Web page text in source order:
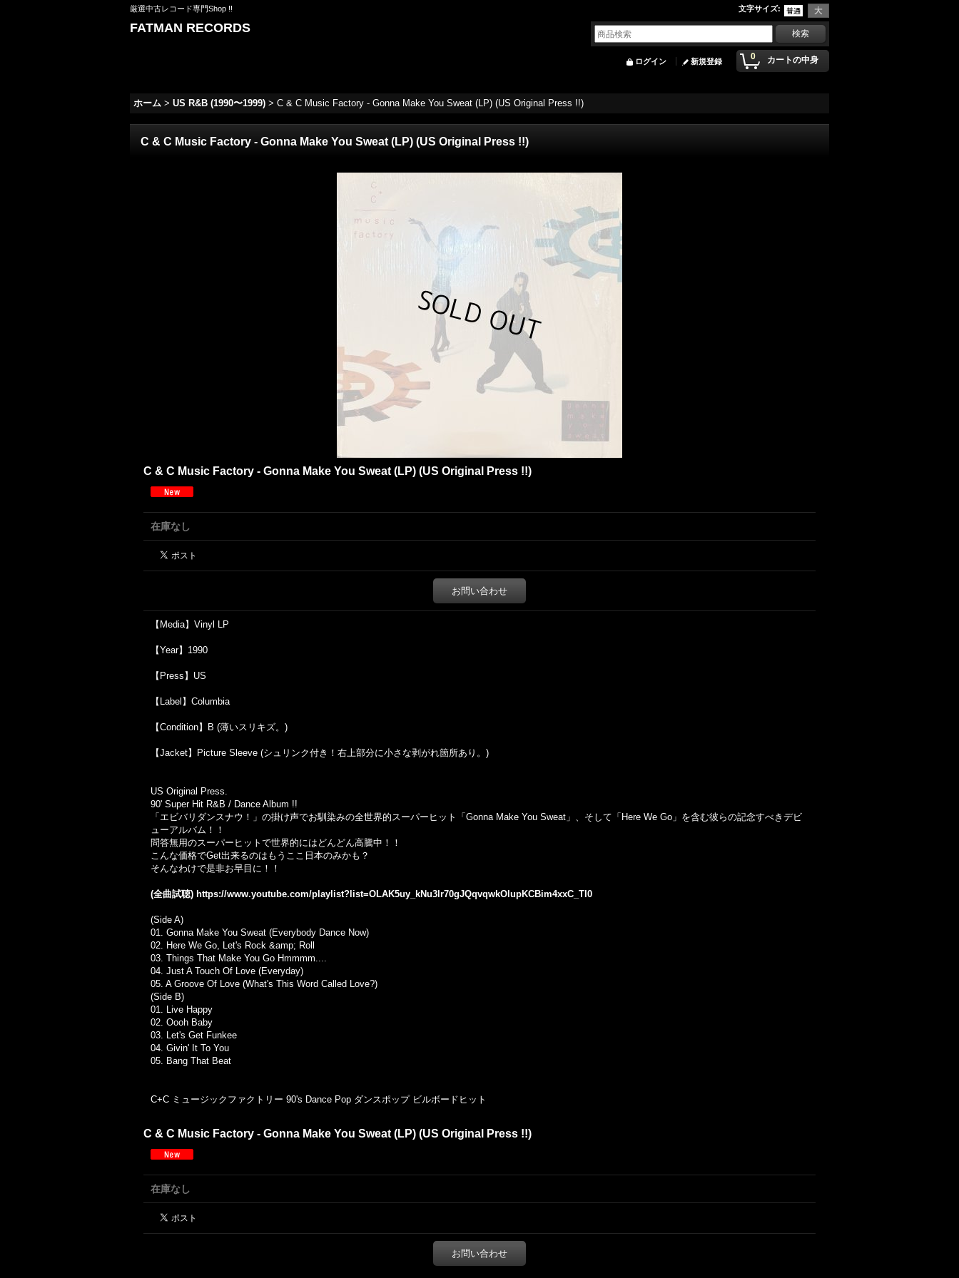
厳選中古レコード専門Shop !! 文字サイズ:
FATMAN RECORDS
0 カートの中身
ログイン 新規登録
ホーム > US R&B (1990〜1999) > C & C Music Factory - Gonna Make You Sweat (LP) (US Original Press !!)
C & C Music Factory - Gonna Make You Sweat (LP) (US Original Press !!)
C & C Music Factory - Gonna Make You Sweat (LP) (US Original Press !!)
在庫なし
お問い合わせ
【Media】Vinyl LP
【Year】1990
【Press】US
【Label】Columbia
【Condition】B (薄いスリキズ。)
【Jacket】Picture Sleeve (シュリンク付き！右上部分に小さな剥がれ箇所あり。)
US Original Press.
90' Super Hit R&B / Dance Album !!
「エビバリダンスナウ！」の掛け声でお馴染みの全世界的スーパーヒット「Gonna Make You Sweat」、そして「Here We Go」を含む彼らの記念すべきデビ
ューアルバム！！
問答無用のスーパーヒットで世界的にはどんどん高騰中！！
こんな価格でGet出来るのはもうここ日本のみかも？
そんなわけで是非お早目に！！
(全曲試聴) https://www.youtube.com/playlist?list=OLAK5uy_kNu3lr70gJQqvqwkOlupKCBim4xxC_TI0
(Side A)
01. Gonna Make You Sweat (Everybody Dance Now)
02. Here We Go, Let's Rock &amp; Roll
03. Things That Make You Go Hmmmm....
04. Just A Touch Of Love (Everyday)
05. A Groove Of Love (What's This Word Called Love?)
(Side B)
01. Live Happy
02. Oooh Baby
03. Let's Get Funkee
04. Givin' It To You
05. Bang That Beat
C+C ミュージックファクトリー 90's Dance Pop ダンスポップ ビルボードヒット
C & C Music Factory - Gonna Make You Sweat (LP) (US Original Press !!)
在庫なし
お問い合わせ